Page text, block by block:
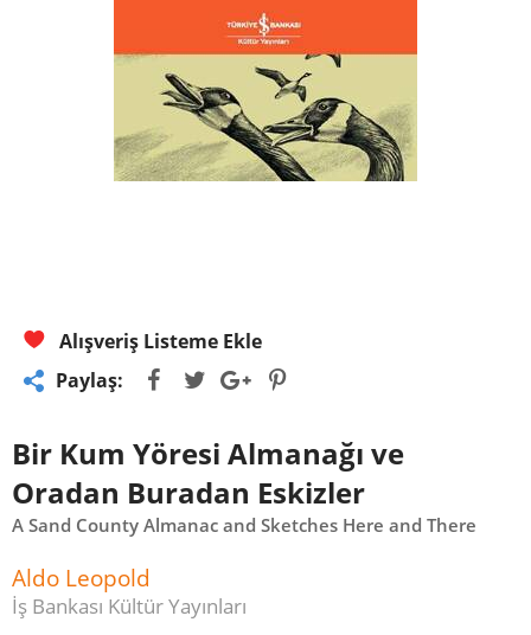
Alışveriş Listeme Ekle
Paylaş:
Bir Kum Yöresi Almanağı ve
Oradan Buradan Eskizler
A Sand County Almanac and Sketches Here and There
Aldo Leopold
İş Bankası Kültür Yayınları